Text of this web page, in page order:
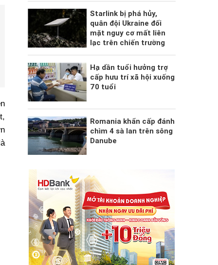
Starlink bị phá hủy,
quân đội Ukraine đối
mặt nguy cơ mất liên
lạc trên chiến trường
Hạ dần tuổi hưởng trợ
cấp hưu trí xã hội xuống
70 tuổi
Romania khẩn cấp đánh
chìm 4 sà lan trên sông
Danube